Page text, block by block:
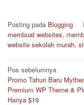
Posting pada Blogging
membuat websites,
website sekolah murah,
Navigasi
pos
Pos sebelumnya
Promo Tahun Baru
Premium WP Theme &
Hanya $19